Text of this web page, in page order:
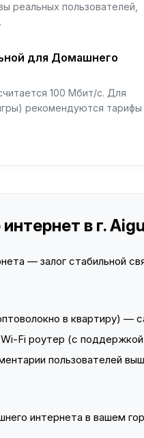
реальных пользователей,
для Домашнего
100 Мбит/с. Для
рекомендуются
в г.
— залог стабильной
в квартиру) —
Fi роутер (с
пользователей
интернета в вашем